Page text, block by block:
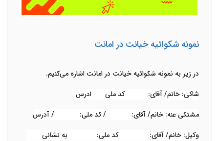
نمونه شکوائیه خیانت در امانت
در زیر به نمونه‌ شکوائیه خیانت در امانت اشاره می‌کنیم.
شاکی: خانم/ آقای:کد ملی ادرس
مشتکی عنه: خانم/ آقای: / کد ملی: / آدرس
وکیل: خانم/ آقای:کد ملی:
به نشانی